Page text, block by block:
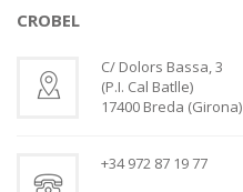
CROBEL
C/ Dolors Bassa, 3
(P.I. Cal Batlle)
17400 Breda (Girona)
+34 972 87 19 77